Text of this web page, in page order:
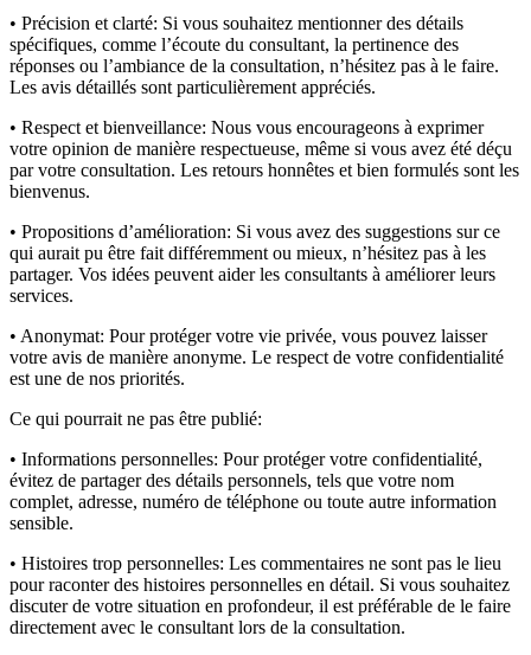
• Précision et clarté: Si vous souhaitez mentionner des détails
spécifiques, comme l’écoute du consultant, la pertinence des
réponses ou l’ambiance de la consultation, n’hésitez pas à le faire.
Les avis détaillés sont particulièrement appréciés.
• Respect et bienveillance: Nous vous encourageons à exprimer
votre opinion de manière respectueuse, même si vous avez été déçu
par votre consultation. Les retours honnêtes et bien formulés sont les
bienvenus.
• Propositions d’amélioration: Si vous avez des suggestions sur ce
qui aurait pu être fait différemment ou mieux, n’hésitez pas à les
partager. Vos idées peuvent aider les consultants à améliorer leurs
services.
• Anonymat: Pour protéger votre vie privée, vous pouvez laisser
votre avis de manière anonyme. Le respect de votre confidentialité
est une de nos priorités.
Ce qui pourrait ne pas être publié:
• Informations personnelles: Pour protéger votre confidentialité,
évitez de partager des détails personnels, tels que votre nom
complet, adresse, numéro de téléphone ou toute autre information
sensible.
• Histoires trop personnelles: Les commentaires ne sont pas le lieu
pour raconter des histoires personnelles en détail. Si vous souhaitez
discuter de votre situation en profondeur, il est préférable de le faire
directement avec le consultant lors de la consultation.